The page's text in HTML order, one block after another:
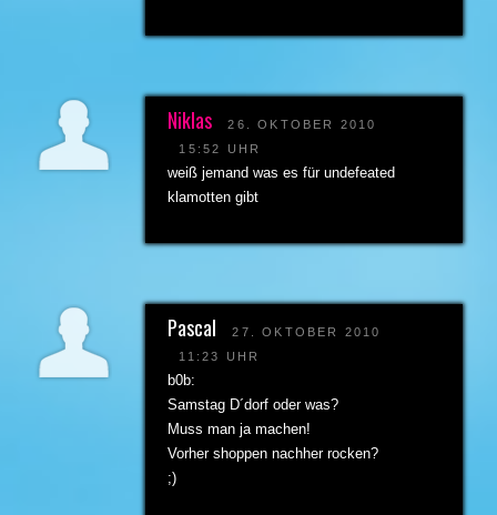
Niklas
26. OKTOBER 2010
15:52 UHR
weiß jemand was es für undefeated
klamotten gibt
Pascal
27. OKTOBER 2010
11:23 UHR
b0b:
Samstag D´dorf oder was?
Muss man ja machen!
Vorher shoppen nachher rocken?
;)